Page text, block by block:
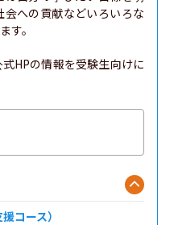
への貢献などいろいろな
す。
HPの情報を受験生向けに
コース）